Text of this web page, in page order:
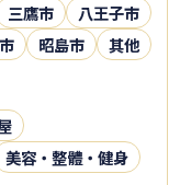
三鷹市
八王子市
昭島市 其他
美容・整體・健身